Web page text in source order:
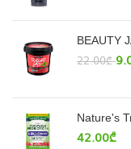
BEAUTY
22.00₾
Nature's
42.00₾